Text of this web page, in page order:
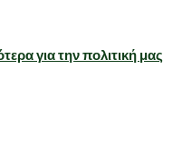
για την πολιτική μας